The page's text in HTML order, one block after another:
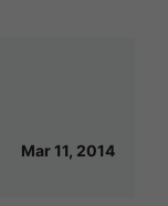
Mar 11, 2014